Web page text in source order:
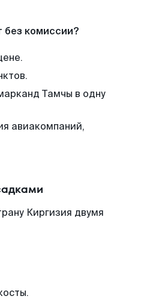
без комиссии?
Тамчы в одну
авиакомпаний,
Киргизия двумя